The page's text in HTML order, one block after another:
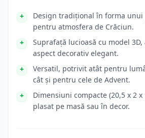
Design tradițional în forma unui
pentru atmosfera de Crăciun.
Suprafață lucioasă cu model
aspect decorativ elegant.
Versatil, potrivit atât pentru
cât și pentru cele de Advent.
Dimensiuni compacte (20,5 x 2
plasat pe masă sau în decor.